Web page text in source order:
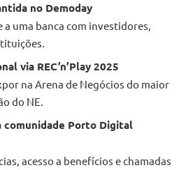
no Demoday
uma banca com investidores,
via REC’n’Play 2025
na Arena de Negócios do maior
do NE.
comunidade Porto Digital
acesso a benefícios e chamadas